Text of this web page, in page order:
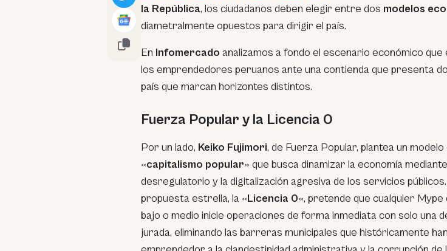
la República, los ciudadanos deben elegir entre dos modelos
diametralmente opuestos para dirigir el país.
En Infomercado analizamos a fondo el escenario económico
los emprendedores peruanos ante una contienda que presenta
país que marcan horizontes distintos.
Fuerza Popular y la Licencia 0
Por un lado, Keiko Fujimori, de Fuerza Popular, plantea un modelo
«capitalismo popular» que busca dinamizar la economía
desregulatorio y la digitalización agresiva de los servicios públicos.
propuesta estrella, la «Licencia 0«, pretende que cualquier
bajo o medio inicie operaciones de forma inmediata con solo una
jurada, eliminando las barreras municipales que históricamente